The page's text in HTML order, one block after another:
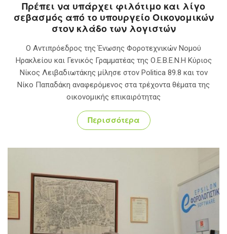
Πρέπει να υπάρχει φιλότιμο και λίγο
σεβασμός από το υπουργείο Οικονομικών
στον κλάδο των λογιστών
Ο Αντιπρόεδρος της Ένωσης Φοροτεχνικών Νομού
Ηρακλείου και Γενικός Γραμματέας της Ο.Ε.Β.Ε.Ν.Η Κύριος
Νίκος Λειβαδιωτάκης μίλησε στον Politica 89.8 και τον
Νίκο Παπαδάκη αναφερόμενος στα τρέχοντα θέματα της
οικονομικής επικαιρότητας
Περισσότερα